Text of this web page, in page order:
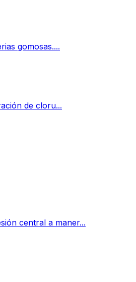
gomosas....
de cloru...
central a maner...